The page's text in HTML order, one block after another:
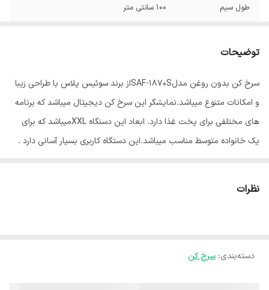
طول سیم 100 سانتی متر
توضیحات
سرخ کن بدون روغن مدلSAF-1870Sاز برند سوئیس پلاس با طراحی زیبا
و امکانات متنوع میباشد.نمایشگر این سرخ کن دیجیتال میباشد که برنامه
های مختلفی برای پخت غذا دارد. ابعاد این دسنگاه XXLمیباشد که برای
یک خانواده متوسط مناسب میباشد.این دستگاه کاربری بسیار آسانی دارد .
نظرات
دسته‌بندی: سرخ کن